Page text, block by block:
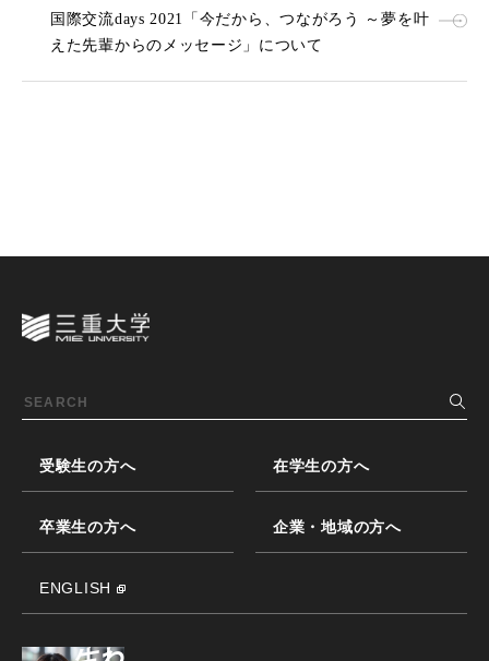
国際交流days 2021「今だから、つながろう ～夢を叶
えた先輩からのメッセージ」について
受験生の方へ 在学生の方へ
卒業生の方へ 企業・地域の方へ
ENGLISH